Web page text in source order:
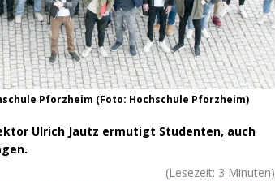
Pforzheim (Foto: Hochschule Pforzheim)
Ulrich Jautz ermutigt Studenten, auch
(Lesezeit: 3 Minuten)